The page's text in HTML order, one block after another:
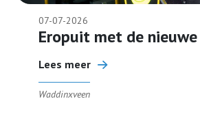
Terugblikken
Privacyverklaring
07-07-2026
Eropuit met de nieuwe
Lees meer
Waddinxveen